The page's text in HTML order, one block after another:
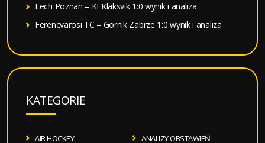
Lech Poznan – KI Klaksvik 1:0 wynik i analiza
Ferencvarosi TC – Gornik Zabrze 1:0 wynik i analiza
KATEGORIE
AIR HOCKEY
ANALIZY OBSTAWIEŃ